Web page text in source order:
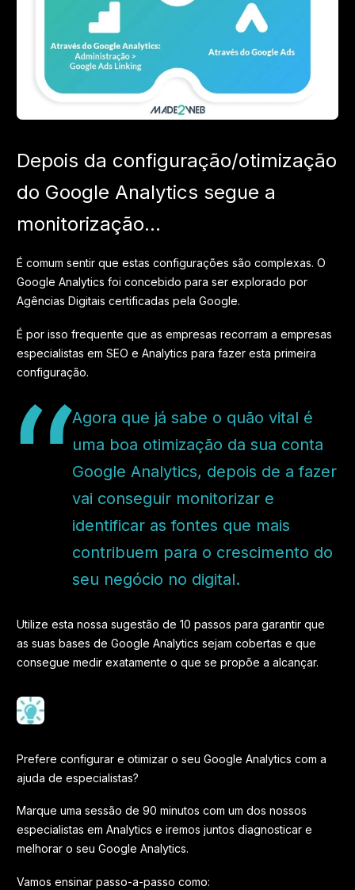
Depois da configuração/otimização
do Google Analytics segue a
monitorização...
É comum sentir que estas configurações são complexas. O
Google Analytics foi concebido para ser explorado por
Agências Digitais certificadas pela Google.
É por isso frequente que as empresas recorram a empresas
especialistas em SEO e Analytics para fazer esta primeira
configuração.
Agora que já sabe o quão vital é
uma boa otimização da sua conta
Google Analytics, depois de a fazer
vai conseguir monitorizar e
identificar as fontes que mais
contribuem para o crescimento do
seu negócio no digital.
Utilize esta nossa sugestão de 10 passos para garantir que
as suas bases de Google Analytics sejam cobertas e que
consegue medir exatamente o que se propõe a alcançar.
Prefere configurar e otimizar o seu Google Analytics com a
ajuda de especialistas?
Marque uma sessão de 90 minutos com um dos nossos
especialistas em Analytics e iremos juntos diagnosticar e
melhorar o seu Google Analytics.
Vamos ensinar passo-a-passo como: